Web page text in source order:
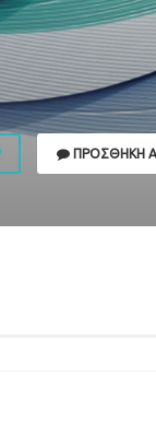
ΠΡΟΣΘΉΚΗ